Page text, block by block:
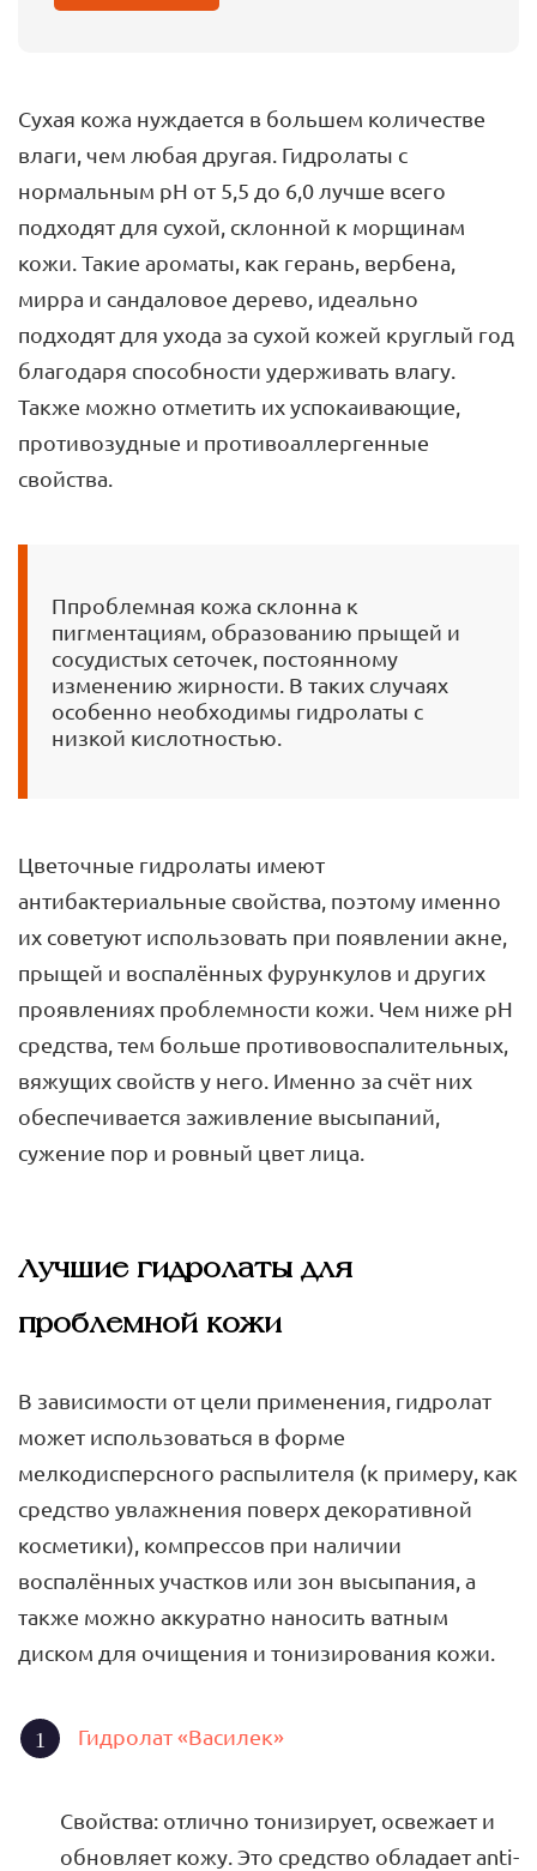
Сухая кожа нуждается в большем количестве
влаги, чем любая другая. Гидролаты с
нормальным рН от 5,5 до 6,0 лучше всего
подходят для сухой, склонной к морщинам
кожи. Такие ароматы, как герань, вербена,
мирра и сандаловое дерево, идеально
подходят для ухода за сухой кожей круглый год
благодаря способности удерживать влагу.
Также можно отметить их успокаивающие,
противозудные и противоаллергенные
свойства.
Ппроблемная кожа склонна к
пигментациям, образованию прыщей и
сосудистых сеточек, постоянному
изменению жирности. В таких случаях
особенно необходимы гидролаты с
низкой кислотностью.
Цветочные гидролаты имеют
антибактериальные свойства, поэтому именно
их советуют использовать при появлении акне,
прыщей и воспалённых фурункулов и других
проявлениях проблемности кожи. Чем ниже pH
cредства, тем больше противовоспалительных,
вяжущих свойств у него. Именно за счёт них
обеспечивается заживление высыпаний,
сужение пор и ровный цвет лица.
Лучшие гидролаты для
проблемной кожи
В зависимости от цели применения, гидролат
может использоваться в форме
мелкодисперсного распылителя (к примеру, как
средство увлажнения поверх декоративной
косметики), компрессов при наличии
воспалённых участков или зон высыпания, а
также можно аккуратно наносить ватным
диском для очищения и тонизирования кожи.
Гидролат «Василек»
Свойства: отлично тонизирует, освежает и
обновляет кожу. Это средство обладает anti-